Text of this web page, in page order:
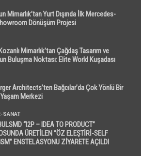
Mimarlık’tan Yurt Dışında İlk Mercedes-
Dönüşüm Projesi
Mimarlık’tan Çağdaş Tasarım ve
Buluşma Noktası: Elite World Kuşadası
Architects’ten Bağcılar’da Çok Yönlü Bir
Merkezi
SANAT
“I2P – IDEA TO PRODUCT”
ÜRETİLEN “ÖZ ELEŞTİRİ-SELF
ENSTELASYONU ZİYARETE AÇILDI